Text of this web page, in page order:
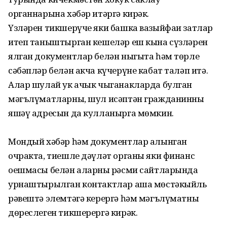
органнарына хәбәр итәргә кирәк.
Үзләрен тикшерүче яки башка вазыйфаи затлар
итеп таныштырган кешеләр еш кына сүзләрен
ялган документлар белән ныгыта һәм төрле
сәбәпләр белән акча күчерүне кабат таләп итә.
Алар шулай ук ачык чыганакларда булган
мәгълүматларны, шул исәптән гражданинның
яшәү адресын да кулланырга мөмкин.
Мондый хәбәр һәм документлар алынган
очракта, тиешле дәүләт органы яки финанс
оешмасы белән аларның рәсми сайтларында
урнаштырылган контактлар аша мөстәкыйль
рәвештә элемтәгә керергә һәм мәгълүматның
дөреслеген тикшерергә кирәк.